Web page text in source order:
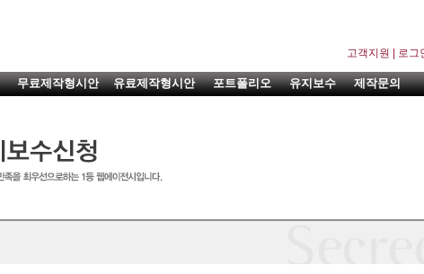
고객지원 로그
무료제작형시안 유료제작형시안 포트폴리오 유지보수 제작문의